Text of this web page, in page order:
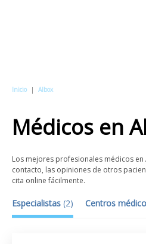
Inicio | Albox
Médicos en
Los mejores profesionales médicos
contacto, las opiniones de otros
cita online fácilmente.
Especialistas (2) Centros